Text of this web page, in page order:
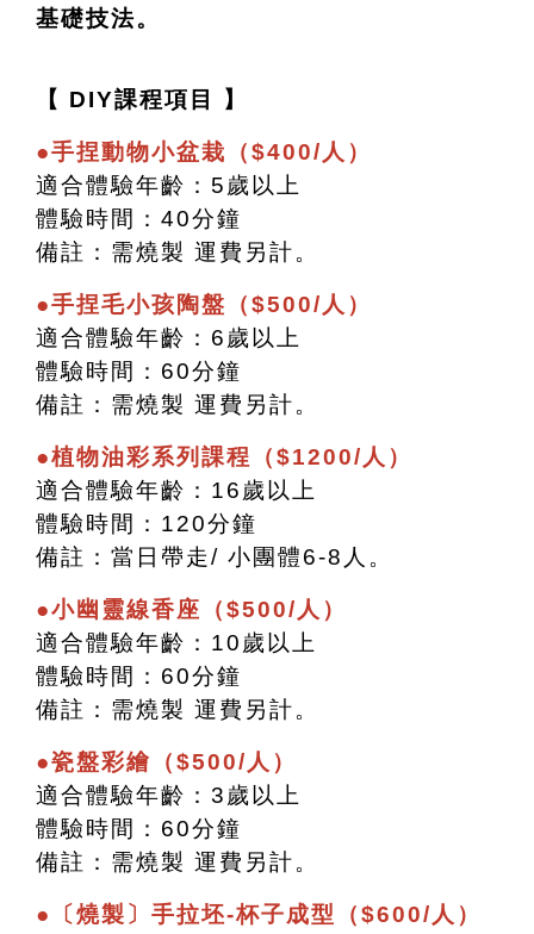
基礎技法。
【 DIY課程項目 】
●手捏動物小盆栽（$400/人）
適合體驗年齡：5歲以上
體驗時間：40分鐘
備註：需燒製 運費另計。
●手捏毛小孩陶盤（$500/人）
適合體驗年齡：6歲以上
體驗時間：60分鐘
備註：需燒製 運費另計。
●植物油彩系列課程（$1200/人）
適合體驗年齡：16歲以上
體驗時間：120分鐘
備註：當日帶走/ 小團體6-8人。
●小幽靈線香座（$500/人）
適合體驗年齡：10歲以上
體驗時間：60分鐘
備註：需燒製 運費另計。
●瓷盤彩繪（$500/人）
適合體驗年齡：3歲以上
體驗時間：60分鐘
備註：需燒製 運費另計。
●〔燒製〕手拉坯-杯子成型（$600/人）